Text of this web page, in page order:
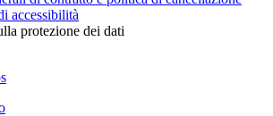
accessibilità
protezione dei dati